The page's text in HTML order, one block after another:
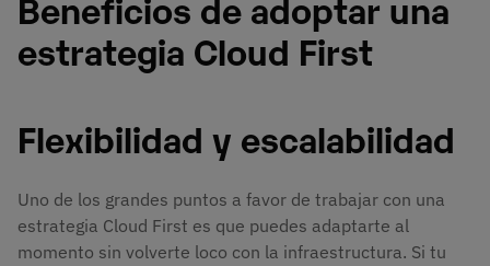
estrategia Cloud First
Flexibilidad y escalabilidad
Uno de los grandes puntos a favor de trabajar con una
estrategia Cloud First es que puedes adaptarte al
momento sin volverte loco con la infraestructura. Si tu